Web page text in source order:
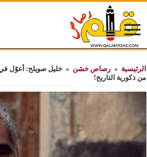
الرئيسية » رصاص خشن » خليل صويلح: أعوّل
من ذكورية التاريخ!